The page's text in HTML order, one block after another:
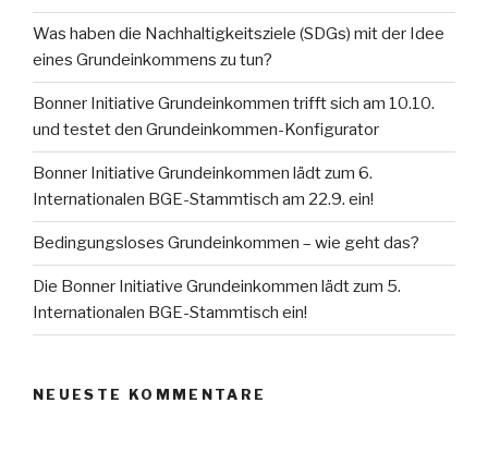
Was haben die Nachhaltigkeitsziele (SDGs) mit der Idee
eines Grundeinkommens zu tun?
Bonner Initiative Grundeinkommen trifft sich am 10.10.
und testet den Grundeinkommen-Konfigurator
Bonner Initiative Grundeinkommen lädt zum 6.
Internationalen BGE-Stammtisch am 22.9. ein!
Bedingungsloses Grundeinkommen – wie geht das?
Die Bonner Initiative Grundeinkommen lädt zum 5.
Internationalen BGE-Stammtisch ein!
NEUESTE KOMMENTARE